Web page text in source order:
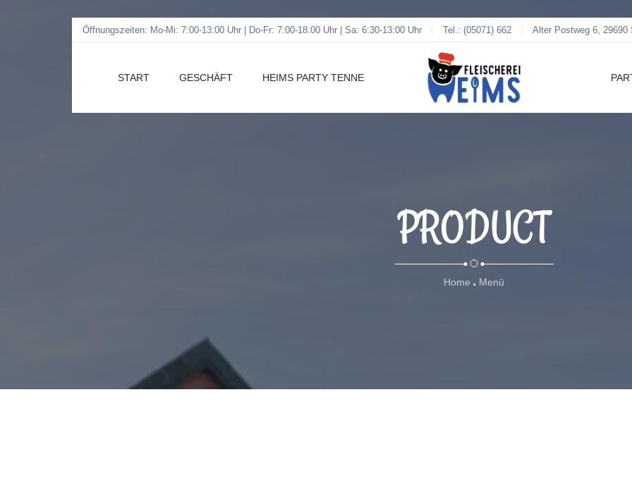
Öffnungszeiten: Mo-Mi: 7:00-13:00 Uhr | Do-Fr: 7:00-18:00 Uhr | Sa: 6:30-13:00 Uhr Tel.: (05071) 662 Alter Postweg 6, 29690
START GESCHÄFT HEIMS PARTY TENNE
PRODUCT
Home Menü